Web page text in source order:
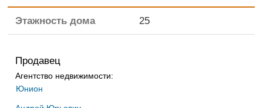
Этажность дома 25
Продавец
Агентство недвижимости:
Юнион